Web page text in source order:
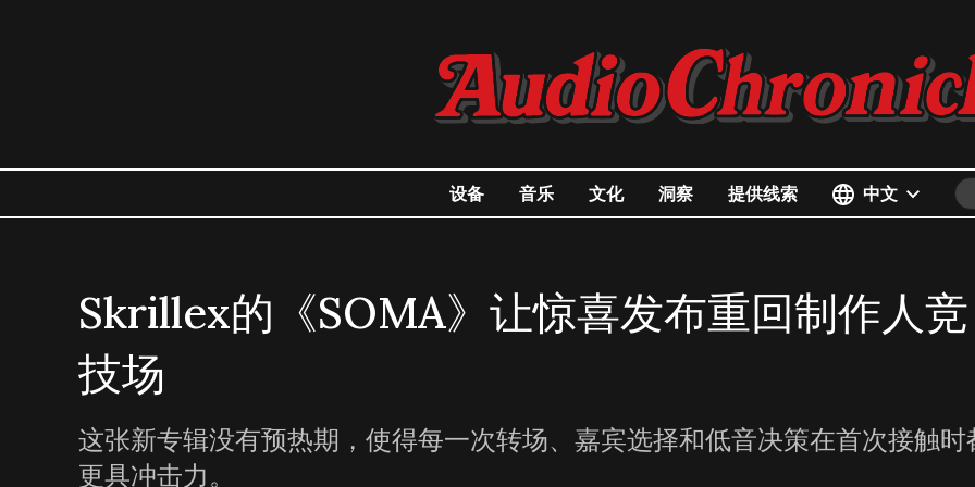
设备 音乐 文化 洞察 提供线索 中文
Skrillex的《SOMA》让惊喜发布重回制作人竞
技场
这张新专辑没有预热期，使得每一次转场、嘉宾选择和低音决策在首次接触时
更具冲击力。